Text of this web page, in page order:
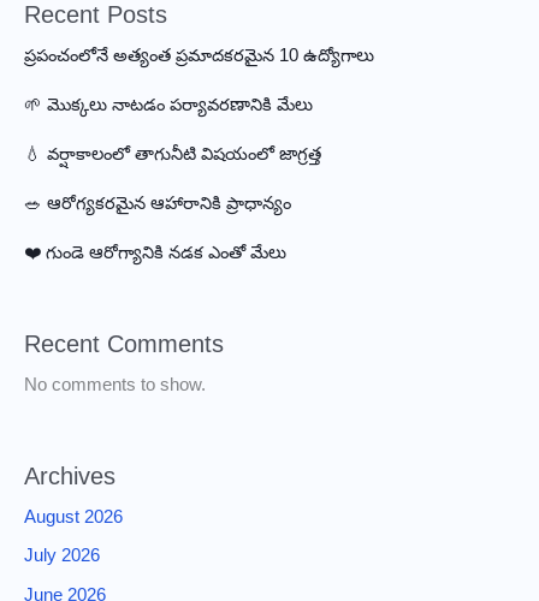
Recent Posts
ప్రపంచంలోనే అత్యంత ప్రమాదకరమైన 10 ఉద్యోగాలు
🌱 మొక్కలు నాటడం పర్యావరణానికి మేలు
💧 వర్షాకాలంలో తాగునీటి విషయంలో జాగ్రత్త
🥗 ఆరోగ్యకరమైన ఆహారానికి ప్రాధాన్యం
❤️ గుండె ఆరోగ్యానికి నడక ఎంతో మేలు
Recent Comments
No comments to show.
Archives
August 2026
July 2026
June 2026